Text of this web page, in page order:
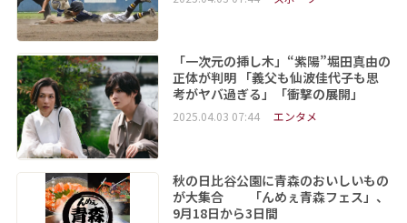
「一次元の挿し木」“紫陽”堀田真由の
正体が判明 「義父も仙波佳代子も思
考がヤバ過ぎる」「衝撃の展開」
2025.04.03 07:44 エンタメ
秋の日比谷公園に青森のおいしいもの
が大集合 「んめぇ青森フェス」、
9月18日から3日間